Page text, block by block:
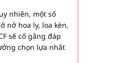
nhiên, một số
nở hoa ly, loa kèn,
sẽ cố gắng đáp
chọn lựa nhất